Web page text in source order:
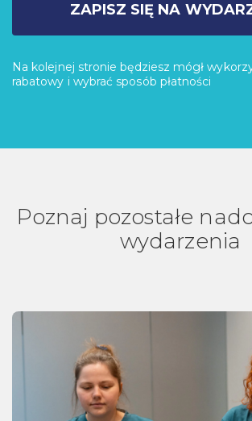
ZAPISZ SIĘ NA
Na kolejnej stronie będziesz mógł
rabatowy i wybrać sposób płatności
Poznaj pozostałe
wydarzenia